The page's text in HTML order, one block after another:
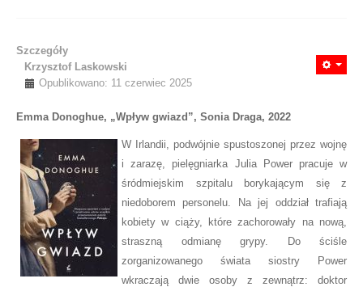
Szczegóły
Krzysztof Laskowski
Opublikowano: 11 czerwiec 2025
Emma Donoghue, „Wpływ gwiazd”, Sonia Draga, 2022
W Irlandii, podwójnie spustoszonej przez wojnę
i zarazę, pielęgniarka Julia Power pracuje w
śródmiejskim szpitalu borykającym się z
niedoborem personelu. Na jej oddział trafiają
kobiety w ciąży, które zachorowały na nową,
straszną odmianę grypy. Do ściśle
zorganizowanego świata siostry Power
wkraczają dwie osoby z zewnątrz: doktor